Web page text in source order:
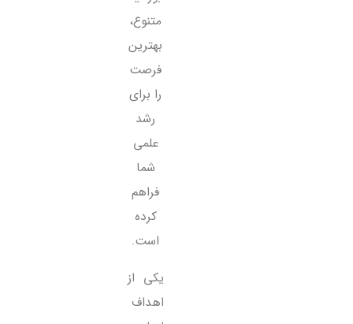
متنوع،
بهترین
فرصت
را برای
رشد
علمی
شما
فراهم
کرده
است.
یکی از
اهداف